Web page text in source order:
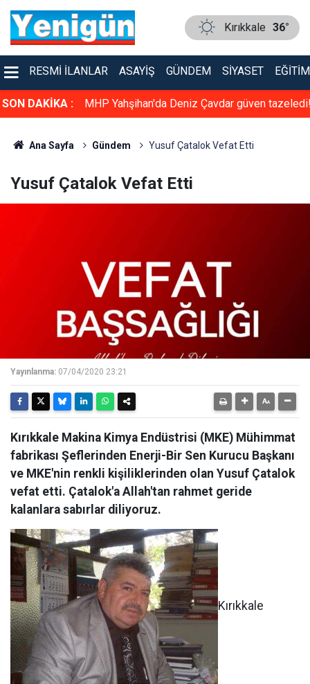
Kırıkkale 36°
RESMI İLANLAR ASAYIŞ GÜNDEM SIYASET EĞITIM
SON DAKİKA :
Resm MHP Yahşihan'da Deniz Çavdar güven
Ana Sayfa Gündem Yusuf Çatalok Vefat Etti
Yusuf Çatalok Vefat Etti
Yayınlanma: 07/04/2020 23:21
Kırıkkale Makina Kimya Endüstrisi (MKE) Mühimmat
fabrikası Şeflerinden Enerji-Bir Sen Kurucu Başkanı
ve MKE'nin renkli kişiliklerinden olan Yusuf Çatalok
vefat etti. Çatalok'a Allah'tan rahmet geride
kalanlara sabırlar diliyoruz.
Kırıkkale